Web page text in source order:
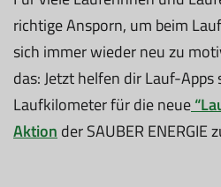
richtige Ansporn, um beim
sich immer wieder neu zu
das: Jetzt helfen dir Lauf-Apps
Laufkilometer für die neue
Aktion der SAUBER ENERGIE